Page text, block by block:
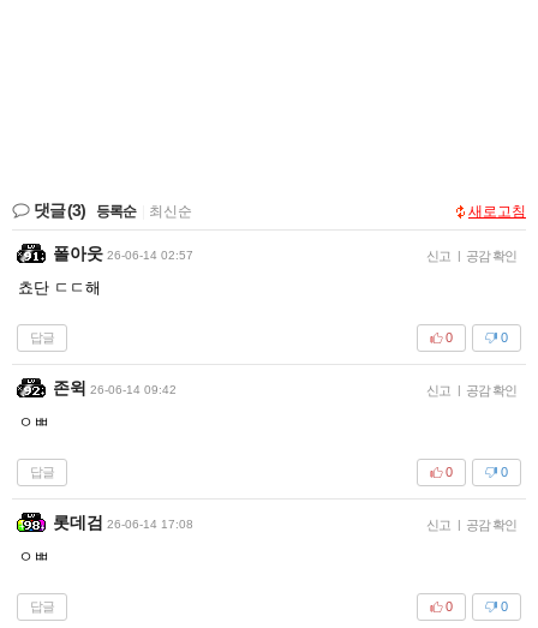
댓글(3) 등록순 최신순 새로고침
폴아웃 26-06-14 02:57 신고 | 공감 확인
쵸단 ㄷㄷ해
답글 0
0
존윅 26-06-14 09:42 신고 | 공감 확인
ㅇㅃ
답글 0
0
롯데검 26-06-14 17:08 신고 | 공감 확인
ㅇㅃ
답글 0
0